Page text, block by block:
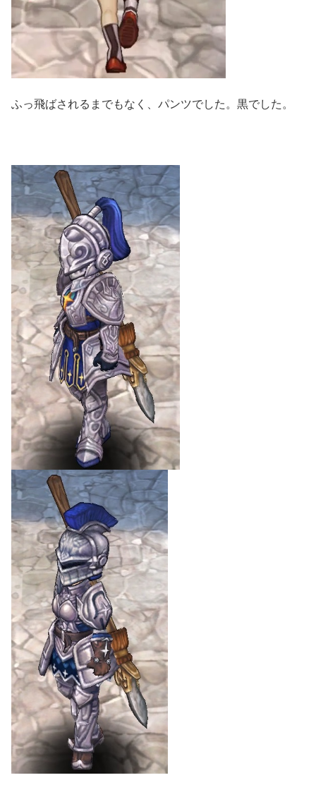
ふっ飛ばされるまでもなく、パンツでした。黒でした。